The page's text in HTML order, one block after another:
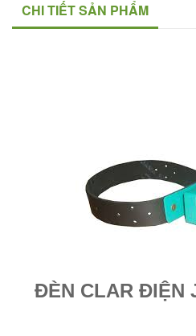
CHI TIẾT SẢN PHẨM
ĐÈN CLAR ĐIỆN